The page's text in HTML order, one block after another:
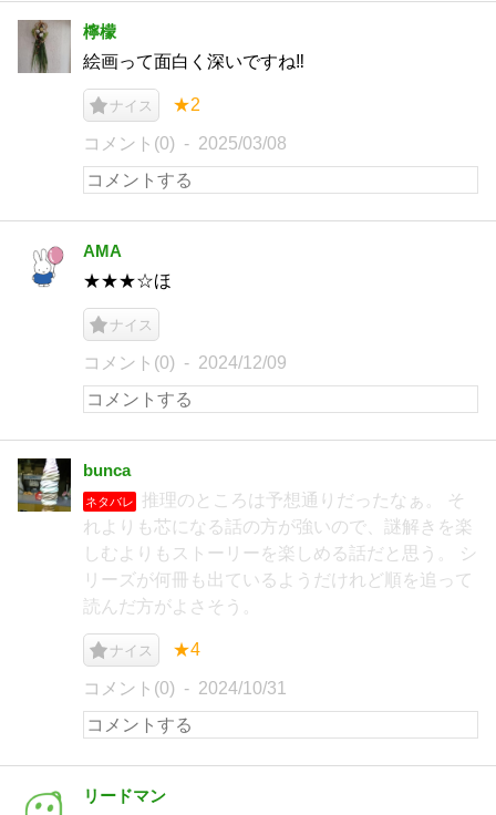
檸檬
絵画って面白く深いですね‼️
ナイス ★2
コメント(0) 2025/03/08
AMA
★★★☆ほ
ナイス
コメント(0) 2024/12/09
bunca
ネタバレ
推理のところは予想通りだったなぁ。 そ
れよりも芯になる話の方が強いので、謎解きを楽
しむよりもストーリーを楽しめる話だと思う。 シ
リーズが何冊も出ているようだけれど順を追って
読んだ方がよさそう。
ナイス ★4
コメント(0) 2024/10/31
リードマン